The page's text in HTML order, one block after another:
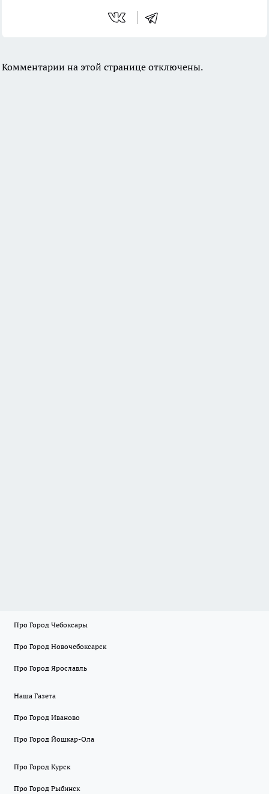
Комментарии на этой странице отключены.
Про Город Чебоксары
Про Город Новочебоксарск
Про Город Ярославль
Наша Газета
Про Город Иваново
Про Город Йошкар-Ола
Про Город Курск
Про Город Рыбинск